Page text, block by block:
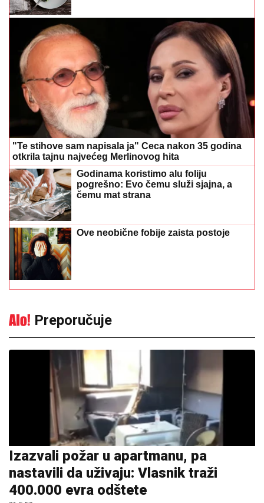
"Te stihove sam napisala ja" Ceca nakon 35 godina
otkrila tajnu najvećeg Merlinovog hita
Godinama koristimo alu foliju
pogrešno: Evo čemu služi sjajna, a
čemu mat strana
Ove neobične fobije zaista postoje
Preporučuje
Izazvali požar u apartmanu, pa
nastavili da uživaju: Vlasnik traži
400.000 evra odštete